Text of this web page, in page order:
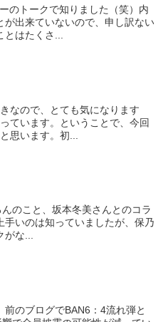
のトークで知りました（笑）内
出来ていないので、申し訳ない
はたくさ...
なので、とても気になります
ています。ということで、今回
思います。初...
のこと、坂本冬美さんとのコラ
いのは知っていましたが、保乃
な...
のブログでBAN6：4流れ弾と